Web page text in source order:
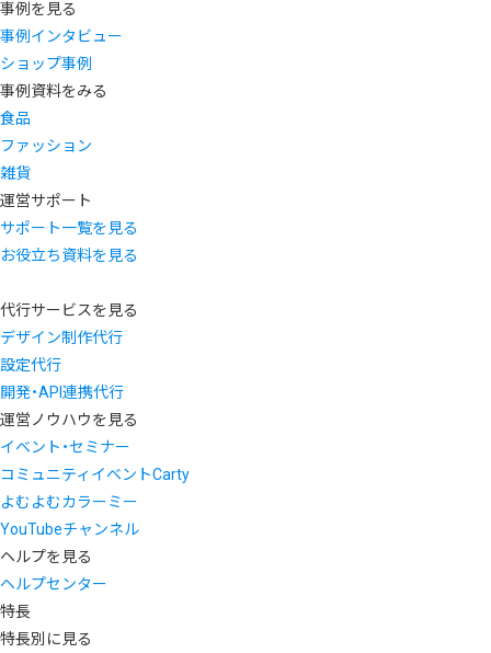
事例を見る
事例インタビュー
ショップ事例
事例資料をみる
食品
ファッション
雑貨
運営サポート
サポート一覧を見る
お役立ち資料を見る
代行サービスを見る
デザイン制作代行
設定代行
開発・API連携代行
運営ノウハウを見る
イベント・セミナー
コミュニティイベントCarty
よむよむカラーミー
YouTubeチャンネル
ヘルプを見る
ヘルプセンター
特長
特長別に見る